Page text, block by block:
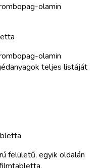
olamin
olamin
teljes listáját
felületű, egyik oldalán